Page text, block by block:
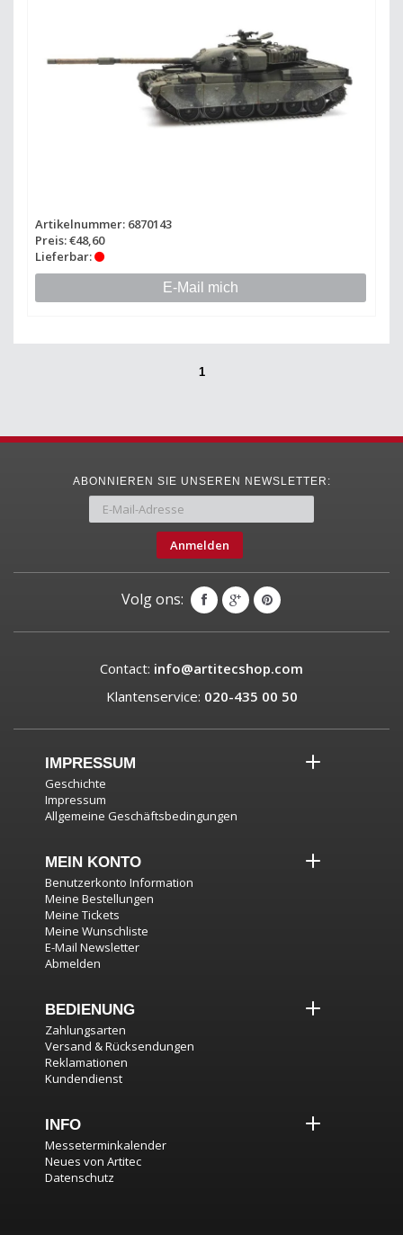
Artikelnummer: 6870143
Preis: €48,60
Lieferbar:
E-Mail mich
1
ABONNIEREN SIE UNSEREN NEWSLETTER:
Anmelden
Volg ons:
Contact: info@artitecshop.com
Klantenservice: 020-435 00 50
IMPRESSUM
Geschichte
Impressum
Allgemeine Geschäftsbedingungen
MEIN KONTO
Benutzerkonto Information
Meine Bestellungen
Meine Tickets
Meine Wunschliste
E-Mail Newsletter
Abmelden
BEDIENUNG
Zahlungsarten
Versand & Rücksendungen
Reklamationen
Kundendienst
INFO
Messeterminkalender
Neues von Artitec
Datenschutz